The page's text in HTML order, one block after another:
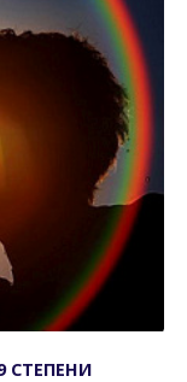
СТЕПЕНИ